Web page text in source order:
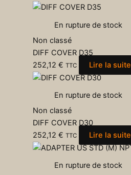
En rupture de stock
Non classé
DIFF COVER D35
252,12 € TTC Lire la suite
En rupture de stock
Non classé
DIFF COVER D30
252,12 € TTC Lire la suite
En rupture de stock